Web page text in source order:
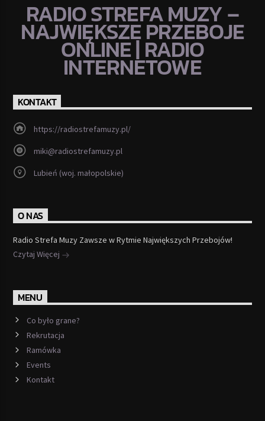
RADIO STREFA MUZY –
NAJWIĘKSZE PRZEBOJE
ONLINE | RADIO
INTERNETOWE
KONTAKT
https://radiostrefamuzy.pl/
miki@radiostrefamuzy.pl
Lubień (woj. małopolskie)
O NAS
Radio Strefa Muzy Zawsze w Rytmie Największych Przebojów!
Czytaj Więcej
MENU
Co było grane?
Rekrutacja
Ramówka
Events
Kontakt